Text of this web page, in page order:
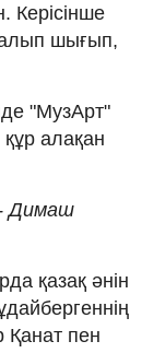
Керісінше
алып шығып,
"МузАрт"
алақан
Димаш
қазақ әнін
Қанат пен